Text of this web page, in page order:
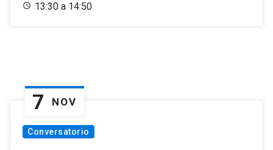
13:30 a 14:50
7 NOV
Conversatorio